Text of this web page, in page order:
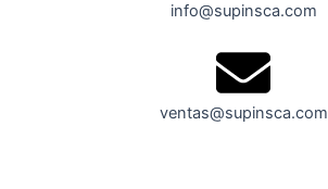
info@supinsca.com
ventas@supinsca.com